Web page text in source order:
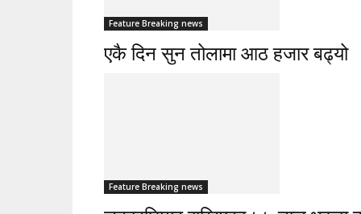
Feature Breaking news
एकै दिन सुन तोलामा आठ हजार बढ्यो
Feature Breaking news